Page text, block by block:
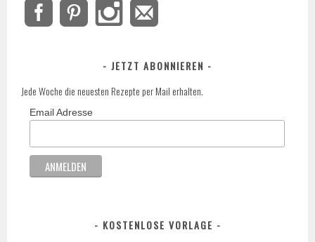
JETZT ABONNIEREN
Jede Woche die neuesten Rezepte per Mail erhalten.
Email Adresse
KOSTENLOSE VORLAGE